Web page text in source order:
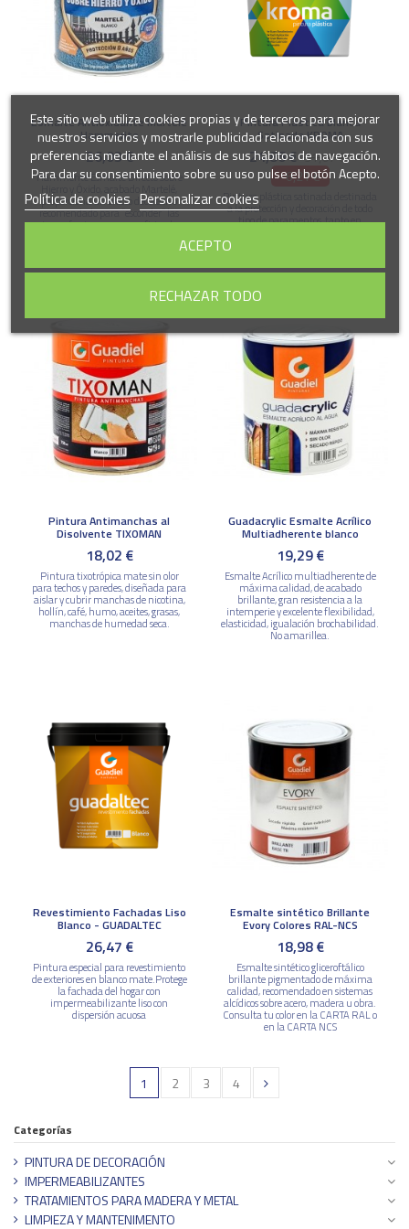
Esmalte Antioxidante Martelé
Hammerite
26,03 €
Hammerite Esmalte Directo Sobre
proporciona un efecto decorativo
recomendado para “esconder” las
imperfecciones en superficies de
Pintura Plástica Blanca
Satinada KROMA
24,86 €
31,07 €
-6,21 €
Pintura plástica satinada destinada
a la protección y decoración de todo
tipo de paramentos, tanto en
Pintura Antimanchas al
Disolvente TIXOMAN
18,02 €
Pintura tixotrópica mate sin olor
para techos y paredes, diseñada para
aislar y cubrir manchas de nicotina,
hollín, café, humo, aceites, grasas,
manchas de humedad seca.
Guadacrylic Esmalte Acrílico
Multiadherente blanco
19,29 €
Esmalte Acrílico multiadherente de
máxima calidad, de acabado
brillante, gran resistencia a la
intemperie y excelente flexibilidad,
elasticidad, igualación brochabilidad.
No amarillea.
Revestimiento Fachadas Liso
Blanco - GUADALTEC
26,47 €
Pintura especial para revestimiento
de exteriores en blanco mate.Protege
la fachada del hogar con
impermeabilizante liso con
dispersión acuosa
Esmalte sintético Brillante
Evory Colores RAL-NCS
18,98 €
Esmalte sintético gliceroftálico
brillante pigmentado de máxima
calidad, recomendado en sistemas
alcídicos sobre acero, madera u obra.
Consulta tu color en la CARTA RAL o
en la CARTA NCS
1 2 3 4
Categorías
PINTURA DE DECORACIÓN
IMPERMEABILIZANTES
TRATAMIENTOS PARA MADERA Y METAL
LIMPIEZA Y MANTENIMENTO
Este sitio web utiliza cookies propias y de terceros para mejorar
nuestros servicios y mostrarle publicidad relacionada con sus
preferencias mediante el análisis de sus hábitos de navegación.
Para dar su consentimiento sobre su uso pulse el botón Acepto.
Política de cookies Personalizar cookies
RECHAZAR TODO
ACEPTO